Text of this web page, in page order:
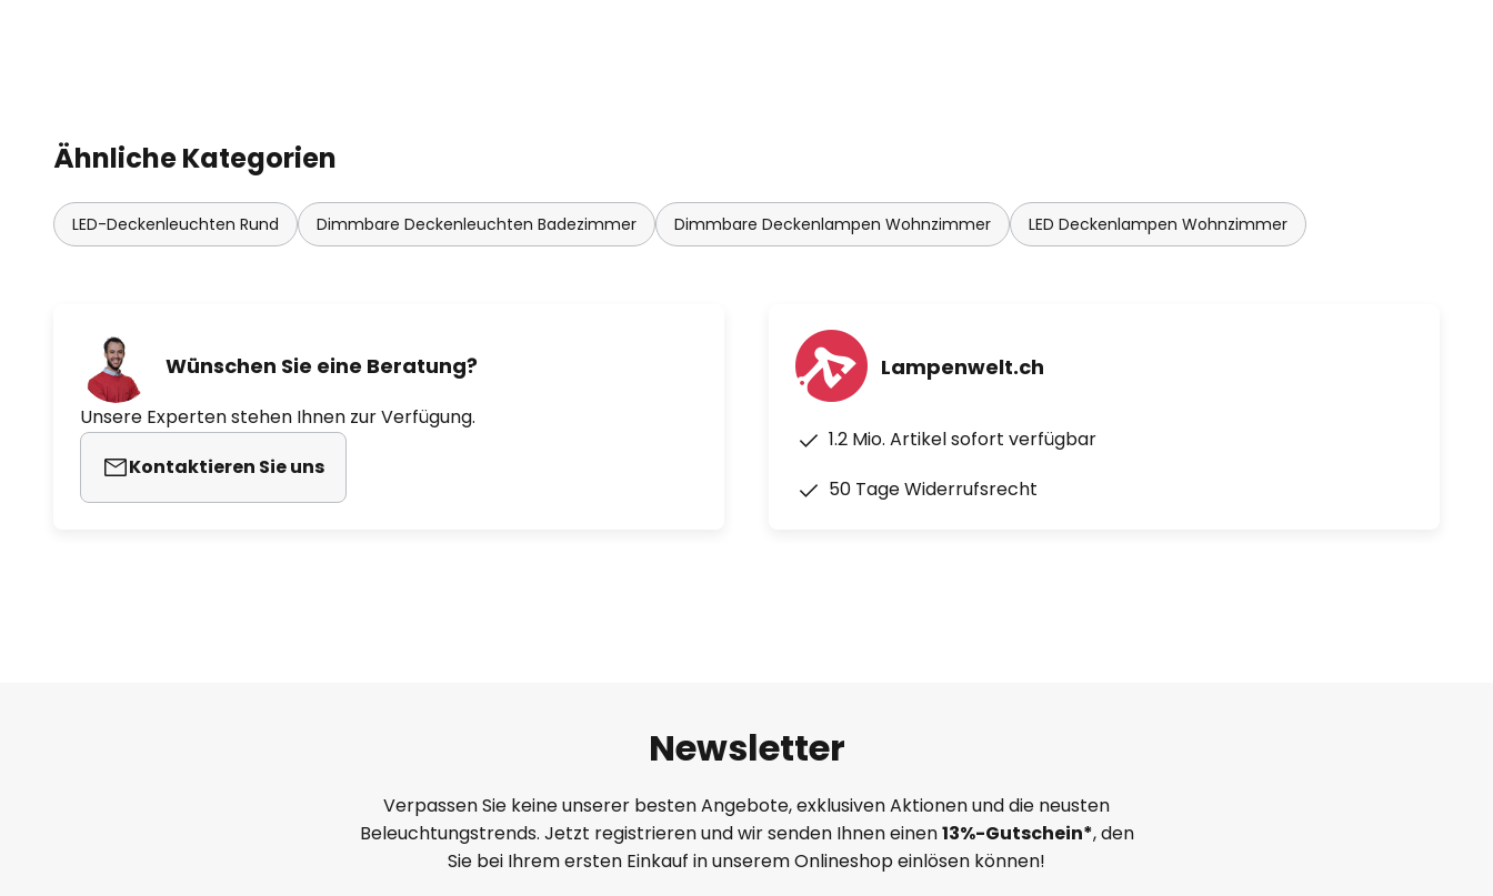
Ähnliche Kategorien
LED-Deckenleuchten Rund Dimmbare Deckenleuchten Badezimmer Dimmbare Deckenlampen Wohnzimmer LED Deckenlampen Wohnzimmer
Wünschen Sie eine Beratung?
Unsere Experten stehen Ihnen zur Verfügung.
Kontaktieren Sie uns
Lampenwelt.ch
1.2 Mio. Artikel sofort verfügbar
50 Tage Widerrufsrecht
Newsletter
Verpassen Sie keine unserer besten Angebote, exklusiven Aktionen und die neusten
Beleuchtungstrends. Jetzt registrieren und wir senden Ihnen einen13%-Gutschein*, den
Sie bei Ihrem ersten Einkauf in unserem Onlineshop einlösen können!